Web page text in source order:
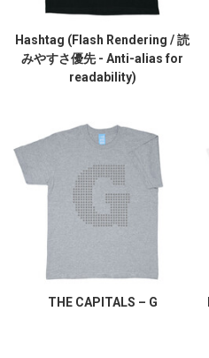
Hashtag (Flash Rendering / 読
みやすさ優先 - Anti-alias for
readability)
THE CAPITALS – G